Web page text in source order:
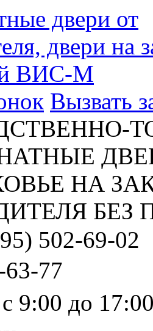
Вызвать
НА
БЕЗ
502-69-02
77
9:00 до